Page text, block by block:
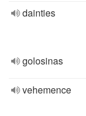
dainties
golosinas
vehemence